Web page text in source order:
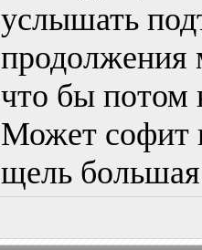
услышать
продолжения
что бы потом
Может софит
щель